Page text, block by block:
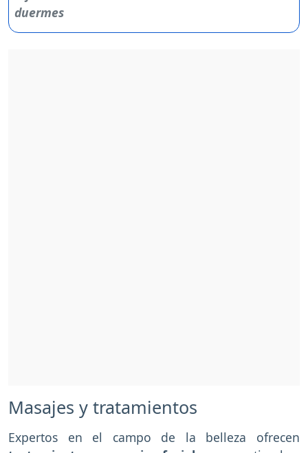
Masajes y tratamientos
Expertos en el campo de la belleza ofrecen